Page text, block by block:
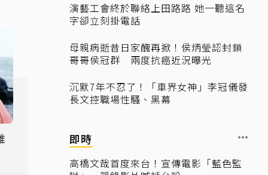
演藝工會終於聯絡上田路路 她一聽這名
字卻立刻掛電話
母親病逝昔日家醜再掀！侯炳瑩認封鎖
哥哥侯冠群 兩度抗癌近況曝光
沉默7年不忍了！「車界女神」李冠儀發
長文控職場性騷、黑幕
即時
高橋文哉首度來台！宣傳電影「藍色監